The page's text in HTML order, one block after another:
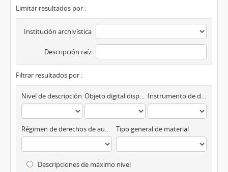
Limitar resultados por :
Institución archivística
Descripción raíz
Filtrar resultados por :
Nivel de descripción Objeto digital disponibles Instrumento de descripción
Régimen de derechos de autor Tipo general de material
Descripciones de máximo nivel